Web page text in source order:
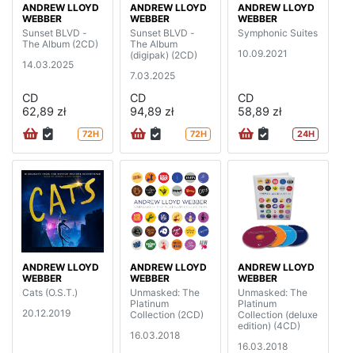
ANDREW LLOYD
WEBBER
Sunset BLVD -
The Album (2CD)
14.03.2025
CD
62,89 zł
72H
ANDREW LLOYD
WEBBER
Sunset BLVD -
The Album
(digipak) (2CD)
7.03.2025
CD
94,89 zł
72H
ANDREW LLOYD
WEBBER
Symphonic Suites
10.09.2021
CD
58,89 zł
24H
ANDREW LLOYD
WEBBER
Cats (O.S.T.)
20.12.2019
ANDREW LLOYD
WEBBER
Unmasked: The
Platinum
Collection (2CD)
16.03.2018
ANDREW LLOYD
WEBBER
Unmasked: The
Platinum
Collection (deluxe
edition) (4CD)
16.03.2018